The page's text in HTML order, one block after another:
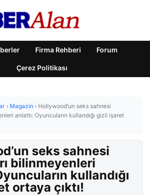
Firma Rehberi Forum
Çerez Politikası
› Magazin › Hollywood’un seks sahnesi
anlattı: Oyuncuların kullandığı gizli işaret
seks sahnesi
bilinmeyenleri
kullandığı
ortaya çıktı!